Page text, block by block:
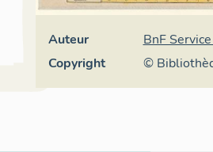
Auteur
BnF
Copyright
©